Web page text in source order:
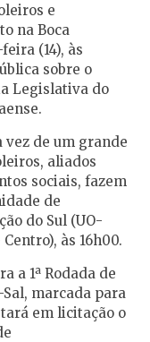
e
na Boca
(14), às
sobre o
Legislativa do
vez de um grande
aliados
sociais, fazem
de
do Sul (UO-
às 16h00.
a 1ª Rodada de
marcada para
em licitação o